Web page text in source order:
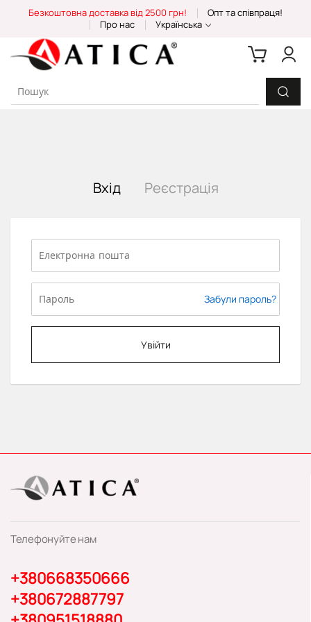
Content
Безкоштовна доставка від 2500 грн!
Опт та співпраця!
Про нас
Українська
Вхід Реєстрація
Забули пароль?
Увійти
Телефонуйте нам
+380668350666
+380672887797